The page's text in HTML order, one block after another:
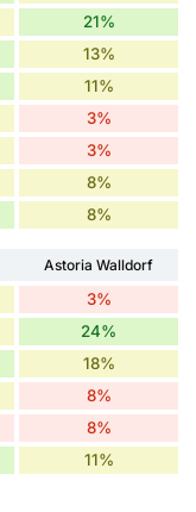
21%
13%
11%
3%
3%
8%
8%
Astoria Walldorf
3%
24%
18%
8%
8%
11%